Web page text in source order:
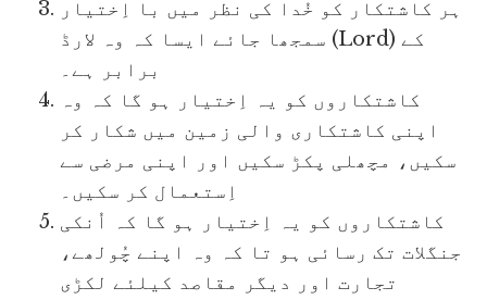
ہر کاشتکار کو خُدا کی نظر میں با اِختیار
سمجھا جائے ایسا کہ وہ لارڈ (Lord) کے
برابر ہے۔
کاشتکاروں کو یہ اِختیار ہو گا کہ وہ
اپنی کاشتکاری والی زمین میں شکار کر
سکیں، مچھلی پکڑ سکیں اور اپنی مرضی سے
اِستعمال کر سکیں۔
کاشتکاروں کو یہ اِختیار ہو گا کہ اُنکی
جنگلات تک رسائی ہو تا کہ وہ اپنے چُولھے،
تجارت اور دیگر مقاصد کیلئے لکڑی